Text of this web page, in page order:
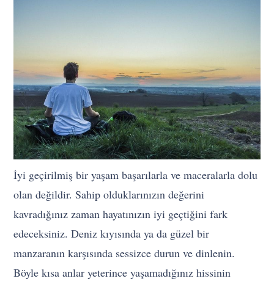
İyi geçirilmiş bir yaşam başarılarla ve maceralarla dolu
olan değildir. Sahip olduklarınızın değerini
kavradığınız zaman hayatınızın iyi geçtiğini fark
edeceksiniz. Deniz kıyısında ya da güzel bir
manzaranın karşısında sessizce durun ve dinlenin.
Böyle kısa anlar yeterince yaşamadığınız hissinin